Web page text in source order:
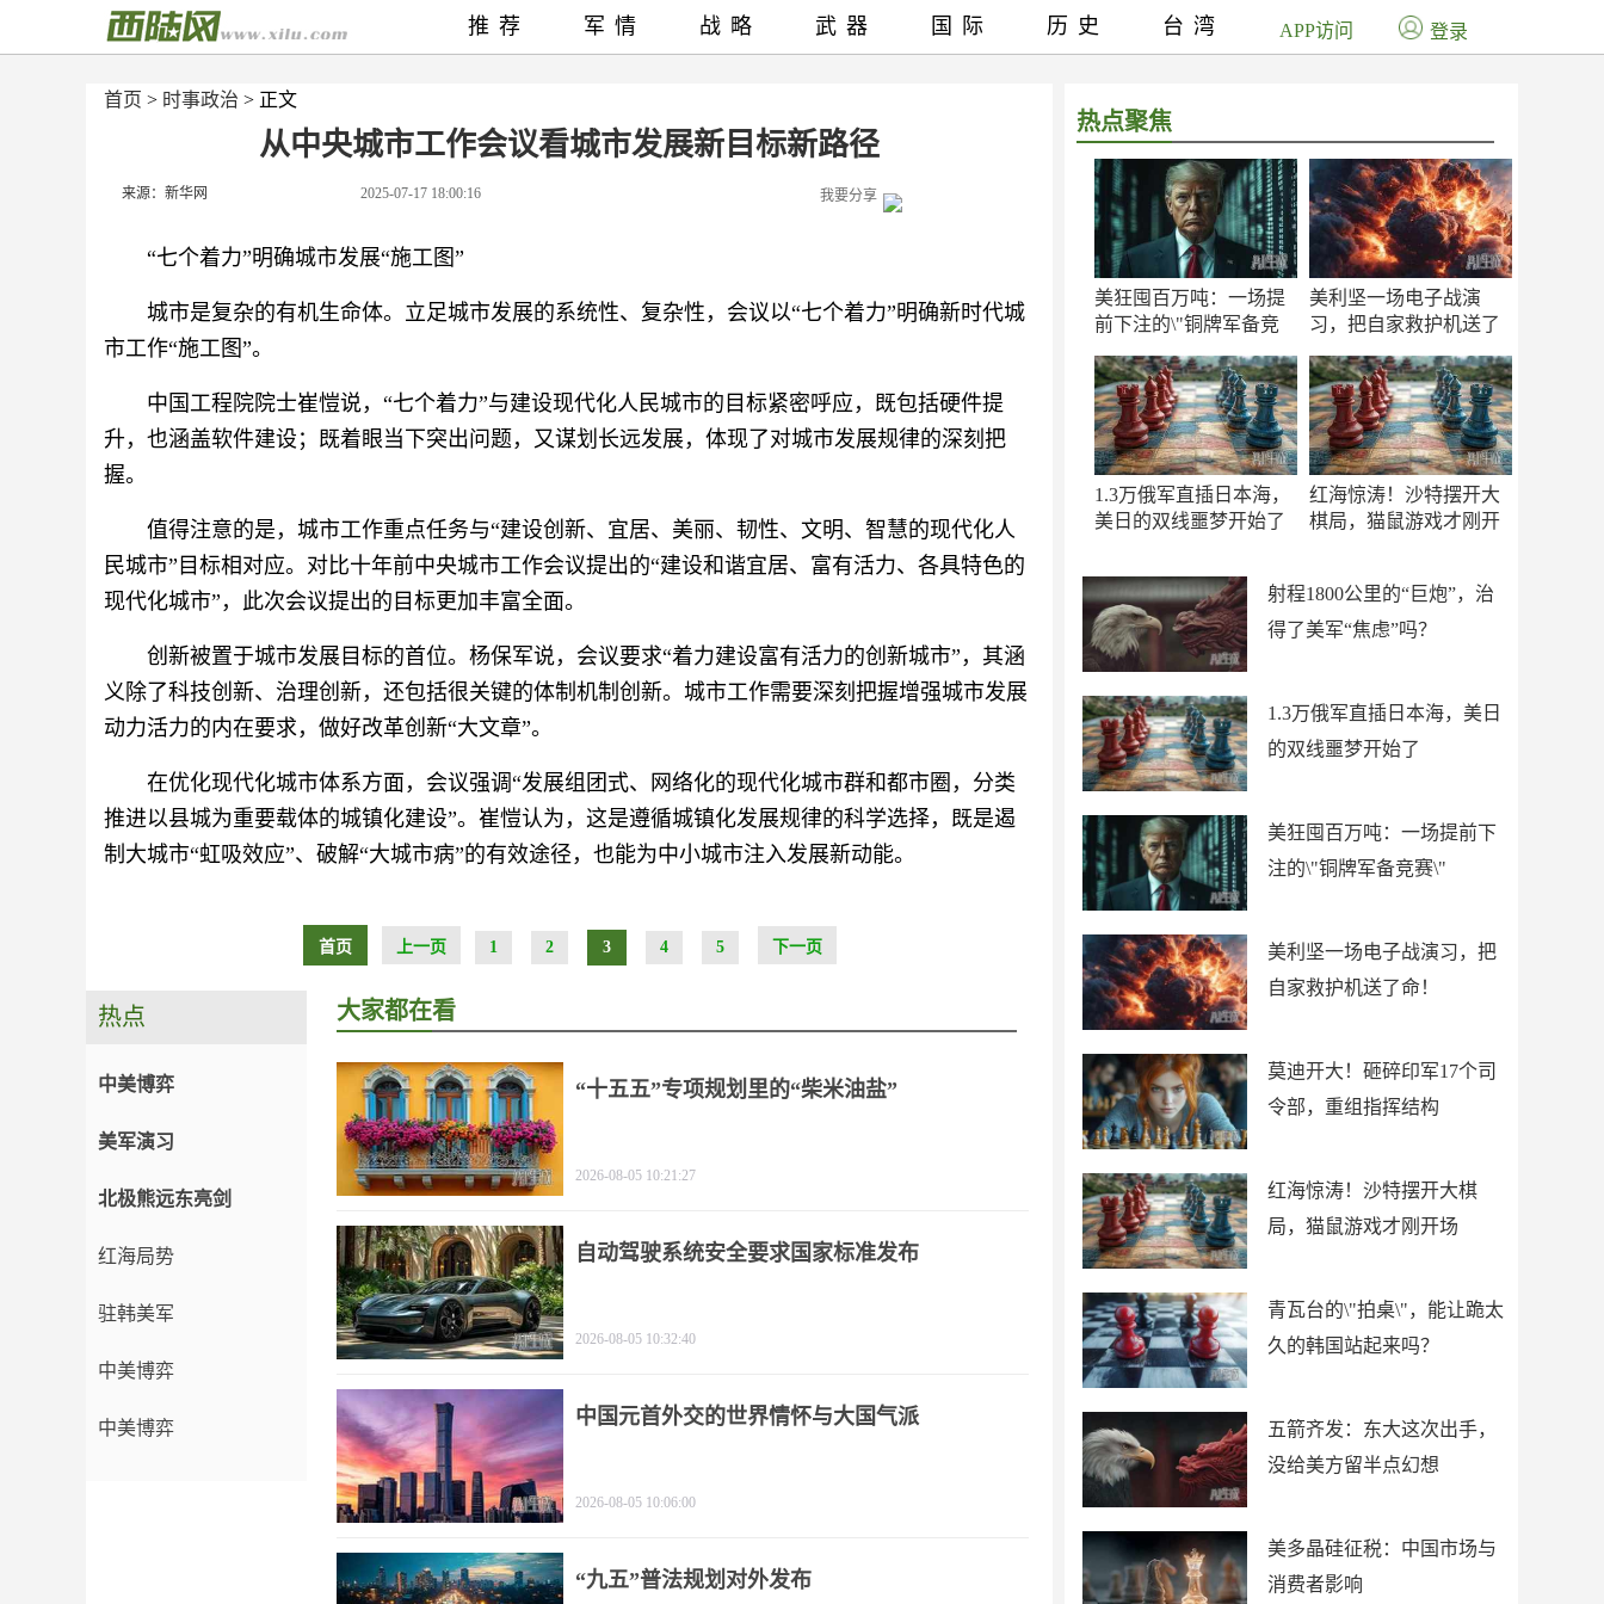
首页 > 时事政治 > 正文
从中央城市工作会议看城市发展新目标新路径
来源：新华网 2025-07-17 18:00:16 我要分享
“七个着力”明确城市发展“施工图”
城市是复杂的有机生命体。立足城市发展的系统性、复杂性，会议以“七个着力”明确新时代城
市工作“施工图”。
中国工程院院士崔愷说，“七个着力”与建设现代化人民城市的目标紧密呼应，既包括硬件提
升，也涵盖软件建设；既着眼当下突出问题，又谋划长远发展，体现了对城市发展规律的深刻把
握。
值得注意的是，城市工作重点任务与“建设创新、宜居、美丽、韧性、文明、智慧的现代化人
民城市”目标相对应。对比十年前中央城市工作会议提出的“建设和谐宜居、富有活力、各具特色的
现代化城市”，此次会议提出的目标更加丰富全面。
创新被置于城市发展目标的首位。杨保军说，会议要求“着力建设富有活力的创新城市”，其涵
义除了科技创新、治理创新，还包括很关键的体制机制创新。城市工作需要深刻把握增强城市发展
动力活力的内在要求，做好改革创新“大文章”。
在优化现代化城市体系方面，会议强调“发展组团式、网络化的现代化城市群和都市圈，分类
推进以县城为重要载体的城镇化建设”。崔愷认为，这是遵循城镇化发展规律的科学选择，既是遏
制大城市“虹吸效应”、破解“大城市病”的有效途径，也能为中小城市注入发展新动能。
首页 上一页 1 2 3 4 5 下一页
热点聚焦
美狂囤百万吨：一场提
前下注的\"铜牌军备竞
美利坚一场电子战演
习，把自家救护机送了
1.3万俄军直插日本海，
美日的双线噩梦开始了
红海惊涛！沙特摆开大
棋局，猫鼠游戏才刚开
射程1800公里的“巨炮”，治
得了美军“焦虑”吗？
1.3万俄军直插日本海，美日
的双线噩梦开始了
美狂囤百万吨：一场提前下
注的\"铜牌军备竞赛\"
美利坚一场电子战演习，把
自家救护机送了命！
莫迪开大！砸碎印军17个司
令部，重组指挥结构
红海惊涛！沙特摆开大棋
局，猫鼠游戏才刚开场
青瓦台的\"拍桌\"，能让跪太
久的韩国站起来吗？
五箭齐发：东大这次出手，
没给美方留半点幻想
美多晶硅征税：中国市场与
消费者影响
推荐 军情 战略 武器 国际 历史 台湾 APP访问 登录
热点
中美博弈
美军演习
北极熊远东亮剑
红海局势
驻韩美军
中美博弈
中美博弈
大家都在看
“十五五”专项规划里的“柴米油盐”
2026-08-05 10:21:27
自动驾驶系统安全要求国家标准发布
2026-08-05 10:32:40
中国元首外交的世界情怀与大国气派
2026-08-05 10:06:00
“九五”普法规划对外发布